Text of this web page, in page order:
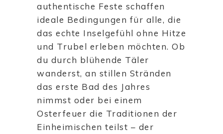
authentische Feste schaffen
ideale Bedingungen für alle, die
das echte Inselgefühl ohne Hitze
und Trubel erleben möchten. Ob
du durch blühende Täler
wanderst, an stillen Stränden
das erste Bad des Jahres
nimmst oder bei einem
Osterfeuer die Traditionen der
Einheimischen teilst – der